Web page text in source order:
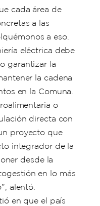
cada área de
a las
a eso.
eléctrica debe
garantizar la
la cadena
en la Comuna.
o
directa con
proyecto que
integrador de la
desde la
en lo más
alentó.
en que el país